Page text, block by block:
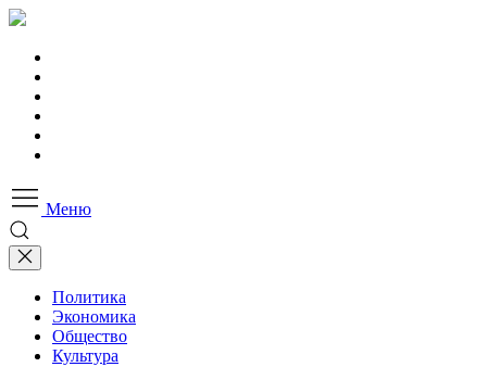
Меню
Политика
Экономика
Общество
Культура